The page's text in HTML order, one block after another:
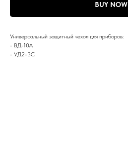
BUY NOW
Универсальный защитный чехол для приборов:
- ВД-10А
- УД2-3С